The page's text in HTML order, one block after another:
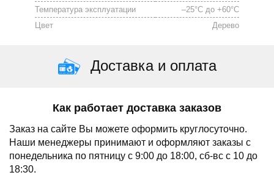
Температура эксплуатации
–25°С до +60°С
Цвет
Дерево
Доставка и оплата
Как работает доставка заказов
Заказ на сайте Вы можете оформить круглосуточно.
Наши менеджеры принимают и оформляют заказы с
понедельника по пятницу с 9:00 до 18:00, сб-вс с 10 до
18:30.